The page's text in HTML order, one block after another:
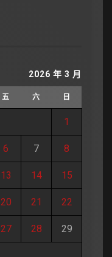
2026 年 3 月
五 六 日
1
6 7 8
13 14 15
20 21 22
27 28 29